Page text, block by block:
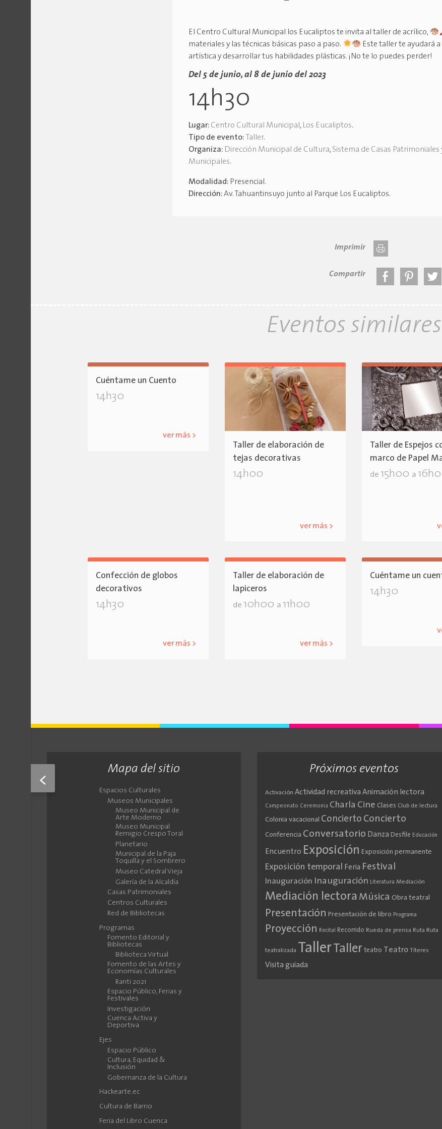
El Centro Cultural Municipal los Eucaliptos te invita al taller de acrílico,
materiales y las técnicas básicas paso a paso.
Este taller te ayudará
artística y desarrollar tus habilidades plásticas. ¡No te lo puedes perder!
Del 5 de junio, al 8 de junio del 2023
14h30
Lugar: Centro Cultural Municipal, Los Eucaliptos.
Tipo de evento: Taller.
Organiza: Dirección Municipal de Cultura, Sistema de Casas
Municipales.
Modalidad: Presencial.
Dirección:Av. Tahuantinsuyo junto al Parque Los Eucaliptos.
Imprimir
Compartir
<
Eventos similares
Cuéntame un Cuento
14h30
ver más >
Taller de elaboración de
tejas decorativas
14h00
ver más >
Taller de Espejos
marco de Papel
de 15h00 a
Confección de globos
decorativos
14h30
ver más >
Taller de elaboración de
lapiceros
de 10h00 a 11h00
ver más >
Cuéntame un
14h30
Mapa del sitio
Espacios Culturales
Museos Municipales
Museo Municipal de
Arte Moderno
Museo Municipal
Remigio Crespo Toral
Planetario
Municipal de la Paja
Toquilla y el Sombrero
Museo Catedral Vieja
Galería de la Alcaldía
Casas Patrimoniales
Centros Culturales
Red de Bibliotecas
Programas
Fomento Editorial y
Bibliotecas
Biblioteca Virtual
Fomento de las Artes y
Economías Culturales
Ranti 2021
Espacio Público, Ferias y
Festivales
Investigación
Cuenca Activa y
Deportiva
Ejes
Espacio Público
Cultura, Equidad &
Inclusión
Gobernanza de la Cultura
Hackearte.ec
Cultura de Barrio
Feria del Libro Cuenca
Próximos eventos
Activación Actividad recreativa Animación lectora
Campeonato Ceremonia Charla Cine Clases Club de lectura
Colonia vacacional Concierto Concierto
Conferencia Conversatorio Danza Desfile Educación
Encuentro Exposición Exposición permanente
Exposición temporal Feria Festival
Inauguración Inauguración Literatura Mediación
Mediación lectora Música Obra teatral
Presentación Presentación de libro Programa
Proyección Recital Recorrido Rueda de prensa Ruta Ruta
teatralizada TallerTaller teatro Teatro Títeres
Visita guiada